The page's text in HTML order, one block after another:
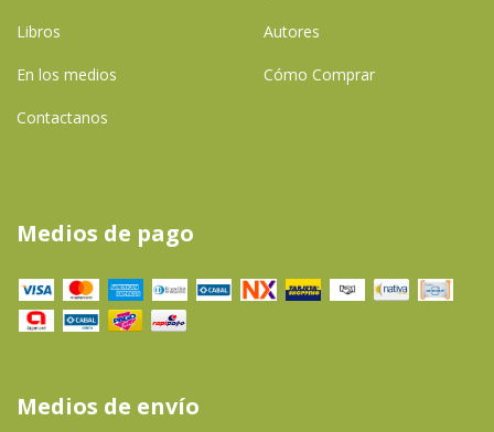
Libros Autores
En los medios Cómo Comprar
Contactanos
Medios de pago
Medios de envío